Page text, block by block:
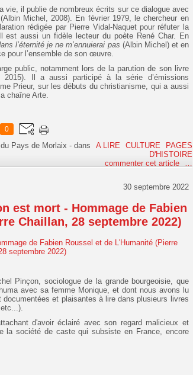
vie, il publie de nombreux écrits sur ce dialogue avec
(Albin Michel, 2008). En février 1979, le chercheur en
rédigée par Pierre Vidal-Naquet pour réfuter la
est aussi un fidèle lecteur du poète René Char. En
l’éternité je ne m’ennuierai pas (Albin Michel) et en
pour l’ensemble de son œuvre.
public, notamment lors de la parution de son livre
Il a aussi participé à la série d’émissions
Prieur, sur les débuts du christianisme, qui a aussi
chaîne Arte.
0
Pays de Morlaix -dans A LIRE CULTURE
PAGES
D'HISTOIRE
commenter cet article
…
30 septembre 2022
est mort - Hommage de Fabien
Chaillan, 28 septembre 2022)
Pinçon, sociologue de la grande bourgeoisie, que
avec sa femme Monique, et dont nous avons lu
et plaisantes à lire dans plusieurs livres
d'avoir éclairé avec son regard malicieux et
la société de caste qui subsiste en France, encore